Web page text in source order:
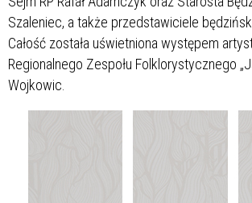
Szaleniec, a także przedstawiciele
Całość została uświetniona występem
Regionalnego Zespołu Folklorystycznego
Wojkowic.